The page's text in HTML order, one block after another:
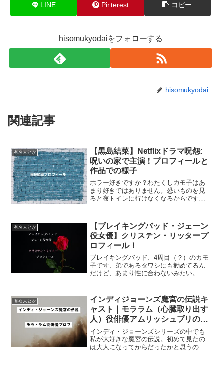
LINE Pinterest コピー
hisomukyodaiをフォローする
hisomukyodai
関連記事
有名人とか
【黒島結菜】Netflixドラマ呪怨:
呪いの家で主演！プロフィールと
作品での様子
ホラー好きですか？わたくしカモ子はあ
まり好きではありません。恐いものを見
ると夜トイレに行けなくなるからです。
ています。（まだ1話目）恐いの嫌いやけ
ど、夏だ...
有名人とか
【ブレイキングバッド・ジェーン
役女優】クリステン・リッタープ
ロフィール！
ブレイキングバッド、4周目（？）のカモ
子です。弟であるタワシにも勧めてるん
だけど、あまり性に合わないみたい。面
リステン・リッターについて書いてみよ
うと思います。少々ネタ...
有名人とか
インディジョーンズ魔宮の伝説キ
ャスト｜モララム（心臓取り出す
人）役俳優アムリッシュプリのプ
ロフィール
インディ・ジョーンズシリーズの中でも
私が大好きな魔宮の伝説。初めて見たの
は大人になってからだったかと思うので